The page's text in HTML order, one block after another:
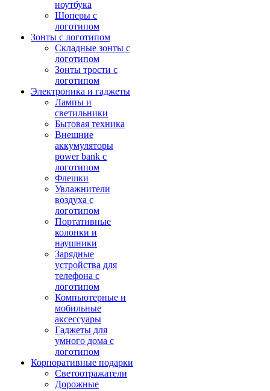
ноутбука
Шоперы с
логотипом
Зонты с логотипом
Складные зонты с
логотипом
Зонты трости с
логотипом
Электроника и гаджеты
Лампы и
светильники
Бытовая техника
Внешние
аккумуляторы
power bank с
логотипом
Флешки
Увлажнители
воздуха с
логотипом
Портативные
колонки и
наушники
Зарядные
устройства для
телефона с
логотипом
Компьютерные и
мобильные
аксессуары
Гаджеты для
умного дома с
логотипом
Корпоративные подарки
Светоотражатели
Дорожные